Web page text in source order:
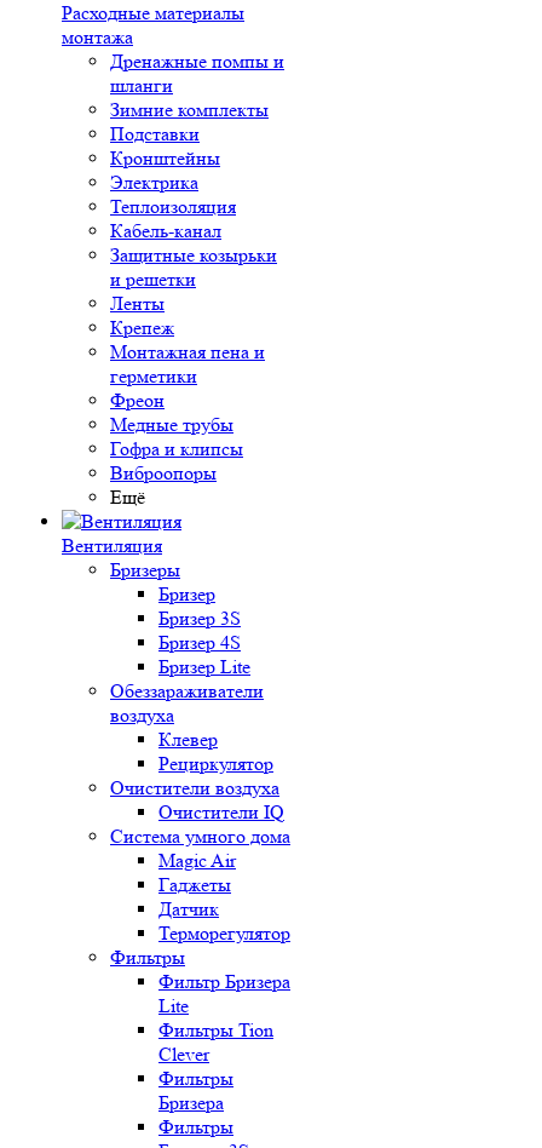
Расходные материалы
монтажа
Дренажные помпы и
шланги
Зимние комплекты
Подставки
Кронштейны
Электрика
Теплоизоляция
Кабель-канал
Защитные козырьки
и решетки
Ленты
Крепеж
Монтажная пена и
герметики
Фреон
Медные трубы
Гофра и клипсы
Виброопоры
Ещё
Вентиляция
Бризеры
Бризер
Бризер 3S
Бризер 4S
Бризер Lite
Обеззараживатели
воздуха
Клевер
Рециркулятор
Очистители воздуха
Очистители IQ
Система умного дома
Magic Air
Гаджеты
Датчик
Терморегулятор
Фильтры
Фильтр Бризера
Lite
Фильтры Tion
Clever
Фильтры
Бризера
Фильтры